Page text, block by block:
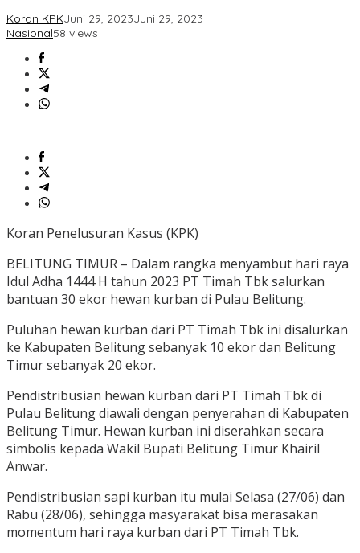
Koran KPKJuni 29, 2023Juni 29, 2023
Nasional58 views
Koran Penelusuran Kasus (KPK)
BELITUNG TIMUR – Dalam rangka menyambut hari raya
Idul Adha 1444 H tahun 2023 PT Timah Tbk salurkan
bantuan 30 ekor hewan kurban di Pulau Belitung.
Puluhan hewan kurban dari PT Timah Tbk ini disalurkan
ke Kabupaten Belitung sebanyak 10 ekor dan Belitung
Timur sebanyak 20 ekor.
Pendistribusian hewan kurban dari PT Timah Tbk di
Pulau Belitung diawali dengan penyerahan di Kabupaten
Belitung Timur. Hewan kurban ini diserahkan secara
simbolis kepada Wakil Bupati Belitung Timur Khairil
Anwar.
Pendistribusian sapi kurban itu mulai Selasa (27/06) dan
Rabu (28/06), sehingga masyarakat bisa merasakan
momentum hari raya kurban dari PT Timah Tbk.